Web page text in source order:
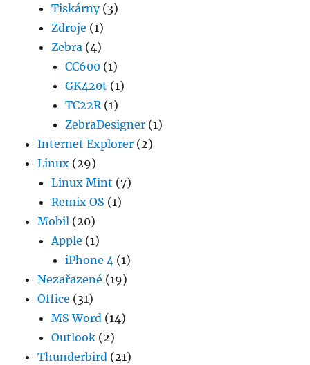
Tiskárny(3)
Zdroje (1)
Zebra (4)
CC600 (1)
GK420t (1)
TC22R(1)
ZebraDesigner (1)
Internet Explorer (2)
Linux (29)
Linux Mint (7)
Remix OS (1)
Mobil (20)
Apple (1)
iPhone 4 (1)
Nezařazené (19)
Office (31)
MS Word (14)
Outlook (2)
Thunderbird (21)